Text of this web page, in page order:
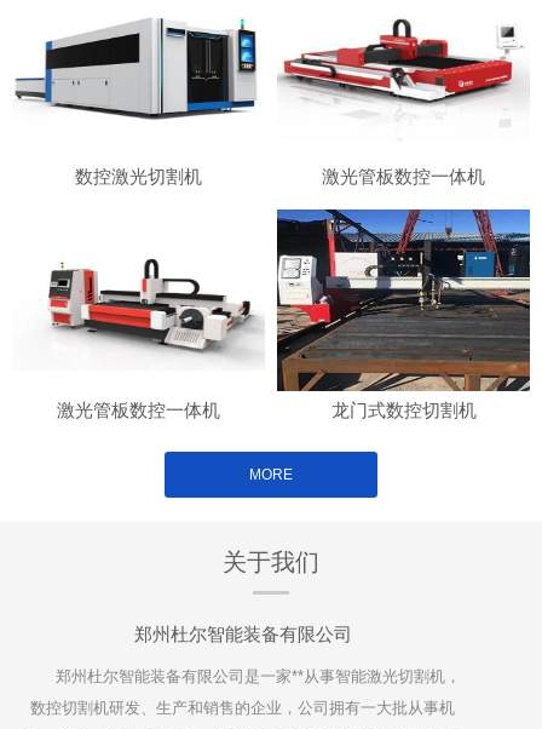
数控激光切割机 激光管板数控一体机
激光管板数控一体机 龙门式数控切割机
MORE
关于我们
郑州杜尔智能装备有限公司
郑州杜尔智能装备有限公司是一家**从事智能激光切割机，
数控切割机研发、生产和销售的企业，公司拥有一大批从事机